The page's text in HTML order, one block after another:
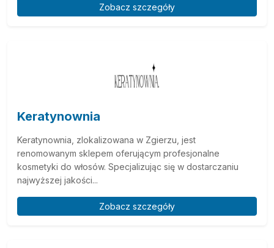
Zobacz szczegóły
Keratynownia
Keratynownia, zlokalizowana w Zgierzu, jest
renomowanym sklepem oferującym profesjonalne
kosmetyki do włosów. Specjalizując się w dostarczaniu
najwyższej jakości...
Zobacz szczegóły